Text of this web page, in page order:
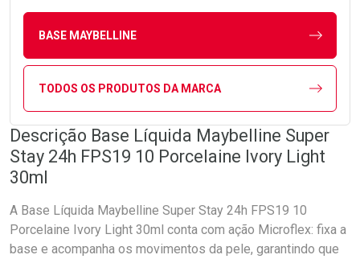
BASE MAYBELLINE
TODOS OS PRODUTOS DA MARCA
Descrição Base Líquida Maybelline Super
Stay 24h FPS19 10 Porcelaine Ivory Light
30ml
A Base Líquida Maybelline Super Stay 24h FPS19 10
Porcelaine Ivory Light 30ml conta com ação Microflex: fixa a
base e acompanha os movimentos da pele, garantindo que